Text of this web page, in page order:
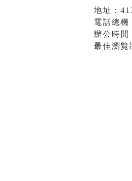
地址：
電話總
辦公時間
最佳瀏